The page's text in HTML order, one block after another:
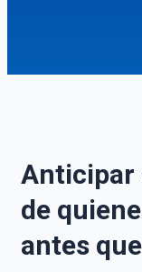
Anticipar
de
antes